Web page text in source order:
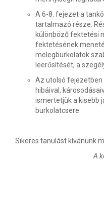
A 6-8. fejezet a
tartalmazó része.
különböző fektetési
fektetésének
melegburkolatok
leerősítését, a
Az utolsó
hibáival,
ismertetjük a kisebb
burkolatcsere.
Sikeres tanulást kívánunk
A